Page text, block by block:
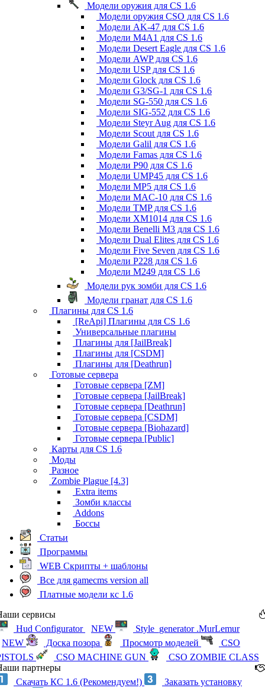
Модели оружия для CS 1.6
Модели оружия CSO для CS 1.6
Модели AK-47 для CS 1.6
Модели M4A1 для CS 1.6
Модели Desert Eagle для CS 1.6
Модели AWP для CS 1.6
Модели USP для CS 1.6
Модели Glock для CS 1.6
Модели G3/SG-1 для CS 1.6
Модели SG-550 для CS 1.6
Модели SIG-552 для CS 1.6
Модели Steyr Aug для CS 1.6
Модели Scout для CS 1.6
Модели Galil для CS 1.6
Модели Famas для CS 1.6
Модели P90 для CS 1.6
Модели UMP45 для CS 1.6
Модели MP5 для CS 1.6
Модели MAC-10 для CS 1.6
Модели TMP для CS 1.6
Модели XM1014 для CS 1.6
Модели Benelli M3 для CS 1.6
Модели Dual Elites для CS 1.6
Модели Five Seven для CS 1.6
Модели P228 для CS 1.6
Модели M249 для CS 1.6
Модели рук зомби для CS 1.6
Модели гранат для CS 1.6
Плагины для CS 1.6
[ReApi] Плагины для CS 1.6
Универсальные плагины
Плагины для [JailBreak]
Плагины для [CSDM]
Плагины для [Deathrun]
Готовые сервера
Готовые сервера [ZM]
Готовые сервера [JailBreak]
Готовые сервера [Deathrun]
Готовые сервера [CSDM]
Готовые сервера [Biohazard]
Готовые сервера [Public]
Карты для CS 1.6
Моды
Разное
Zombie Plague [4.3]
Extra items
Зомби классы
Addons
Боссы
Статьи
Программы
WEB Скрипты + шаблоны
Все для gamecms version all
Платные модели кс 1.6
сервисы
Hud Configurator
NEW
Style_generator .MurLemur
NEW
Доска позора Просмотр моделей
CSO
CSO MACHINE GUN
CSO ZOMBIE CLASS
партнеры
Скачать КС 1.6 (Рекомендуем!)
Заказать установку